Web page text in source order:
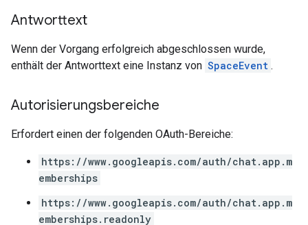
Antworttext
Wenn der Vorgang erfolgreich abgeschlossen wurde,
enthält der Antworttext eine Instanz von SpaceEvent .
Autorisierungsbereiche
Erfordert einen der folgenden OAuth-Bereiche:
https://www.googleapis.com/auth/chat.app.m
emberships
https://www.googleapis.com/auth/chat.app.m
emberships.readonly